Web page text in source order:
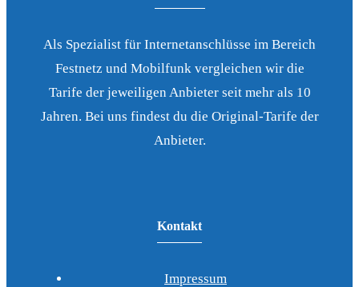
Als Spezialist für Internetanschlüsse im Bereich
Festnetz und Mobilfunk vergleichen wir die
Tarife der jeweiligen Anbieter seit mehr als 10
Jahren. Bei uns findest du die Original-Tarife der
Anbieter.
Kontakt
Impressum